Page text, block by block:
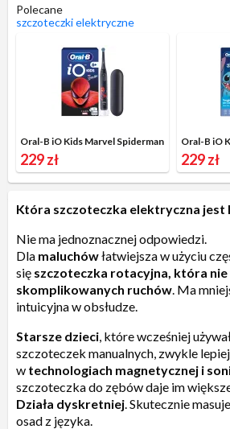
Polecane
szczoteczki elektryczne
Oral-B iO Kids Marvel Spiderman
229 zł
Oral-B iO
229 zł
Która szczoteczka elektryczna jest
Nie ma jednoznacznej odpowiedzi.
Dla maluchówłatwiejsza w użyciu
się szczoteczka rotacyjna, która nie
skomplikowanych ruchów. Ma
intuicyjna w obsłudze.
Starsze dzieci, które wcześniej
szczoteczek manualnych, zwykle
w technologiach magnetycznej i
szczoteczka do zębów daje im
Działa dyskretniej. Skutecznie
osad z języka.